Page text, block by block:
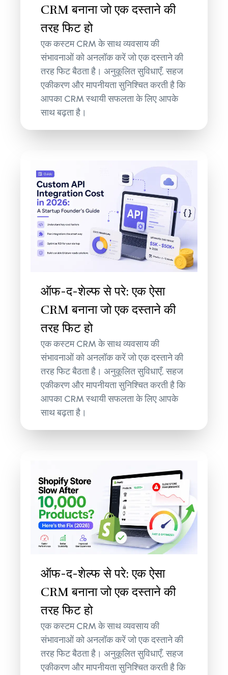
CRM बनाना जो एक दस्ताने की
तरह फिट हो
एक कस्टम CRM के साथ व्यवसाय की
संभावनाओं को अनलॉक करें जो एक दस्ताने की
तरह फिट बैठता है। अनुकूलित सुविधाएँ, सहज
एकीकरण और मापनीयता सुनिश्चित करती है कि
आपका CRM स्थायी सफलता के लिए आपके
साथ बढ़ता है।
ऑफ-द-शेल्फ से परे: एक ऐसा
CRM बनाना जो एक दस्ताने की
तरह फिट हो
एक कस्टम CRM के साथ व्यवसाय की
संभावनाओं को अनलॉक करें जो एक दस्ताने की
तरह फिट बैठता है। अनुकूलित सुविधाएँ, सहज
एकीकरण और मापनीयता सुनिश्चित करती है कि
आपका CRM स्थायी सफलता के लिए आपके
साथ बढ़ता है।
ऑफ-द-शेल्फ से परे: एक ऐसा
CRM बनाना जो एक दस्ताने की
तरह फिट हो
एक कस्टम CRM के साथ व्यवसाय की
संभावनाओं को अनलॉक करें जो एक दस्ताने की
तरह फिट बैठता है। अनुकूलित सुविधाएँ, सहज
एकीकरण और मापनीयता सुनिश्चित करती है कि